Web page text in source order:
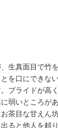
生真面目で竹
を口にできな
プライドが高
弱いところが
茶目な甘えん
ると他人を頼